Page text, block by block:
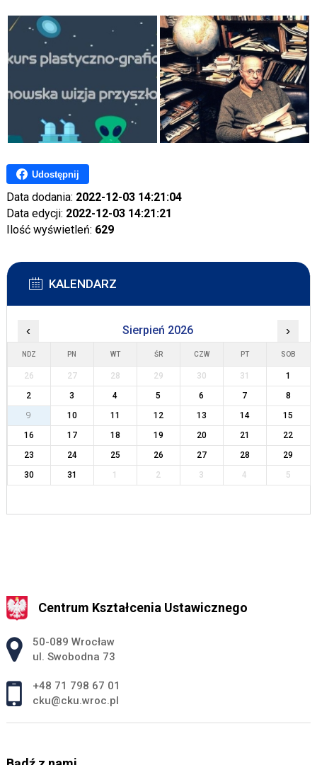
Udostępnij
Data dodania: 2022-12-03 14:21:04
Data edycji: 2022-12-03 14:21:21
Ilość wyświetleń: 629
KALENDARZ
‹ Sierpień 2026 ›
NDZ PN WT ŚR CZW PT SOB
26 27 28 29 30 31
1
2
3 4 5 6 7
8
9
10 11 12 13 14
15
16
17 18 19 20 21
22
23
24 25 26 27 28
29
30
31 1 2 3 4 5
Centrum Kształcenia Ustawicznego
Adres pocztowy:
50-089 Wrocław
ul. Swobodna 73
+48 71 798 67 01
cku@cku.wroc.pl